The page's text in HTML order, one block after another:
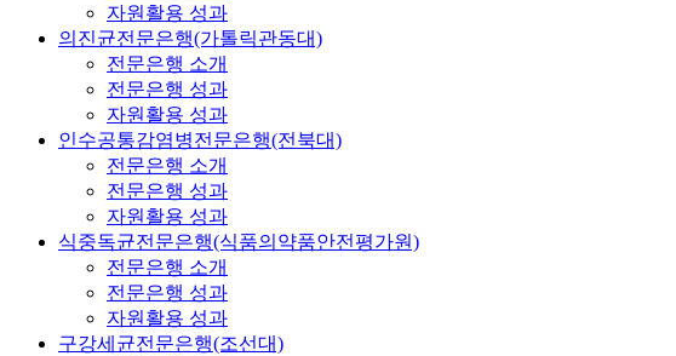
자원활용 성과
의진균전문은행(가톨릭관동대)
전문은행 소개
전문은행 성과
자원활용 성과
인수공통감염병전문은행(전북대)
전문은행 소개
전문은행 성과
자원활용 성과
식중독균전문은행(식품의약품안전평가원)
전문은행 소개
전문은행 성과
자원활용 성과
구강세균전문은행(조선대)